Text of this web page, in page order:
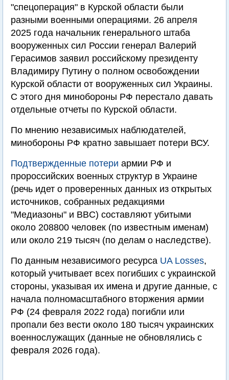
"спецоперация" в Курской области были
разными военными операциями. 26 апреля
2025 года начальник генерального штаба
вооруженных сил России генерал Валерий
Герасимов заявил российскому президенту
Владимиру Путину о полном освобождении
Курской области от вооруженных сил Украины.
С этого дня минобороны РФ перестало давать
отдельные отчеты по Курской области.
По мнению независимых наблюдателей,
минобороны РФ кратно завышает потери ВСУ.
Подтвержденные потери армии РФ и
пророссийских военных структур в Украине
(речь идет о проверенных данных из открытых
источников, собранных редакциями
"Медиазоны" и BBC) составляют убитыми
около 208800 человек (по известным именам)
или около 219 тысяч (по делам о наследстве).
По данным независимого ресурса UA Losses,
который учитывает всех погибших с украинской
стороны, указывая их имена и другие данные, с
начала полномасштабного вторжения армии
РФ (24 февраля 2022 года) погибли или
пропали без вести около 180 тысяч украинских
военнослужащих (данные не обновлялись с
февраля 2026 года).